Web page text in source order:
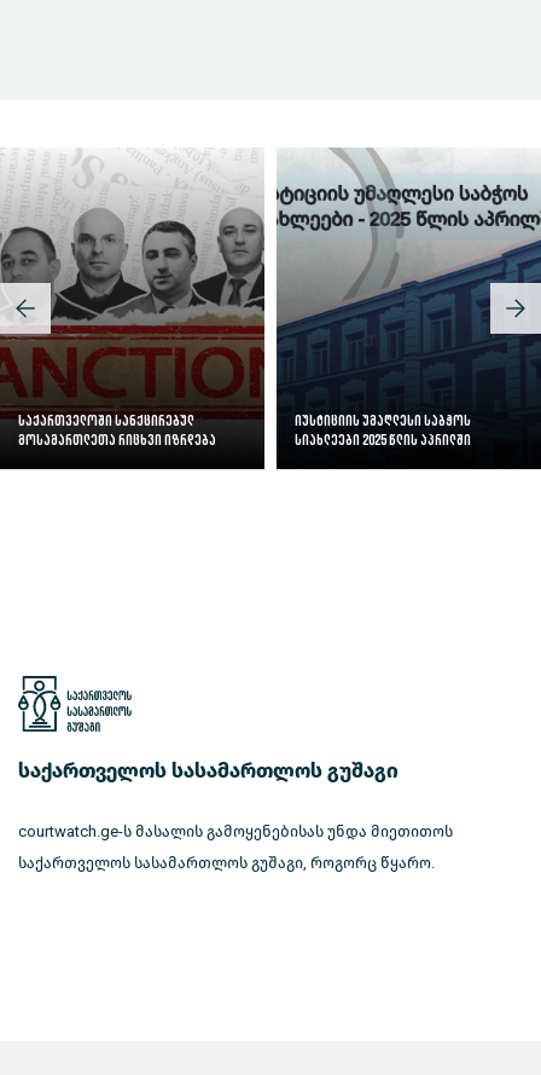
საქართველოში სანქცირებულ
მოსამართლეთა რიცხვი იზრდება
იუსტიციის უმაღლესი საბჭოს
სიახლეები 2025 წლის აპრილში
საქართველოს სასამართლოს გუშაგი
courtwatch.ge-ს მასალის გამოყენებისას უნდა მიეთითოს
საქართველოს სასამართლოს გუშაგი, როგორც წყარო.